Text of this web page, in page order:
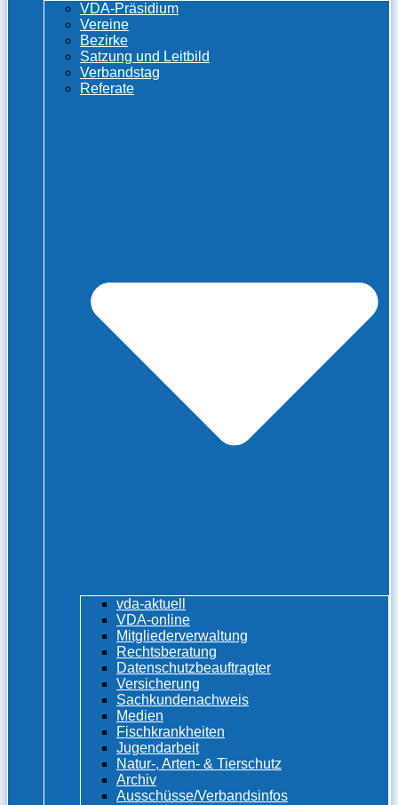
VDA-Präsidium
Vereine
Bezirke
Satzung und Leitbild
Verbandstag
Referate
vda-aktuell
VDA-online
Mitgliederverwaltung
Rechtsberatung
Datenschutzbeauftragter
Versicherung
Sachkundenachweis
Medien
Fischkrankheiten
Jugendarbeit
Natur-, Arten- & Tierschutz
Archiv
Ausschüsse/Verbandsinfos